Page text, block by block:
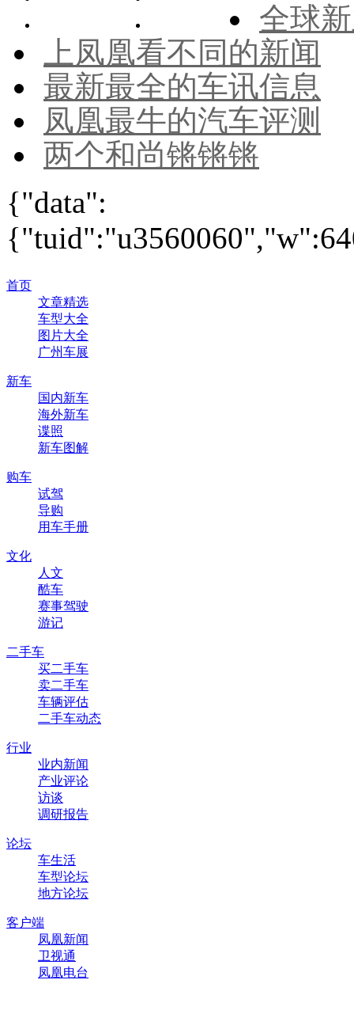
全球
上凤凰看不同的新闻
最新最全的车讯信息
凤凰最牛的汽车评测
两个和尚锵锵锵
{"data":
首页
文章精选
车型大全
图片大全
广州车展
新车
国内新车
海外新车
谍照
新车图解
购车
试驾
导购
用车手册
文化
人文
酷车
赛事驾驶
游记
二手车
买二手车
卖二手车
车辆评估
二手车动态
行业
业内新闻
产业评论
访谈
调研报告
论坛
车生活
车型论坛
地方论坛
客户端
凤凰新闻
卫视通
凤凰电台